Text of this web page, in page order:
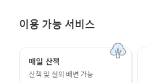
이용 가능 서비스
매일 산책
산책 및 실외 배변 가능